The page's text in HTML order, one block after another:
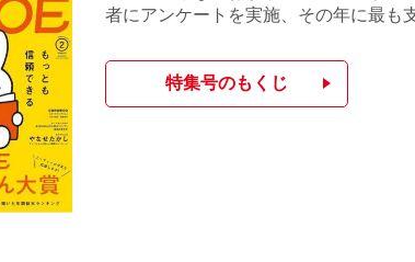
者にアンケートを実施、その年に最も
特集号のもくじ